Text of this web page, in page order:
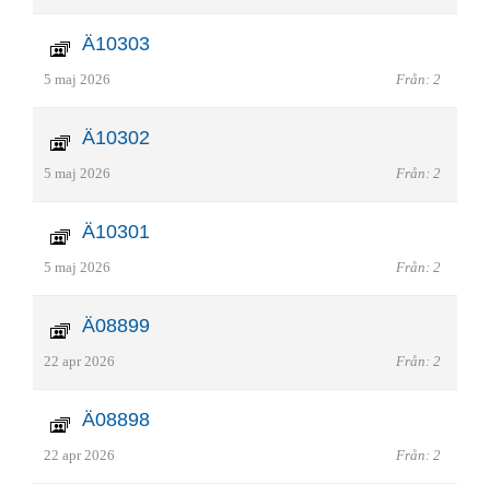
Ä10303
5 maj 2026 Från: 2
Ä10302
5 maj 2026 Från: 2
Ä10301
5 maj 2026 Från: 2
Ä08899
22 apr 2026 Från: 2
Ä08898
22 apr 2026 Från: 2